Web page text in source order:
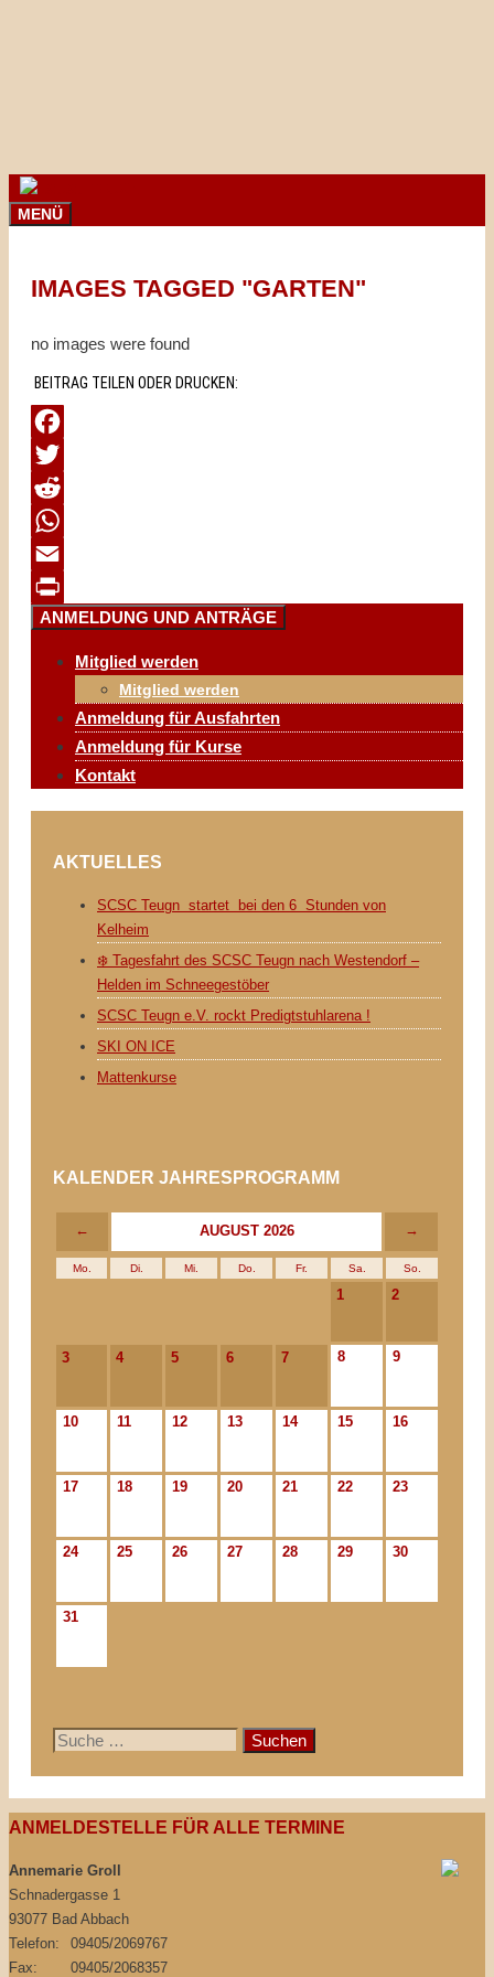
MENÜ
IMAGES TAGGED "GARTEN"
no images were found
BEITRAG TEILEN ODER DRUCKEN:
Facebook
Twitter
Reddit
WhatsApp
Email
Print
ANMELDUNG UND ANTRÄGE
Mitglied werden
Mitglied werden
Anmeldung für Ausfahrten
Anmeldung für Kurse
Kontakt
AKTUELLES
SCSC Teugn startet bei den 6 Stunden von
Kelheim
❄️ Tagesfahrt des SCSC Teugn nach Westendorf –
Helden im Schneegestöber
SCSC Teugn e.V. rockt Predigtstuhlarena !
SKI ON ICE
Mattenkurse
KALENDER JAHRESPROGRAMM
← AUGUST 2026 →
Mo. Di. Mi. Do. Fr. Sa. So.
1 2
3 4 5 6 7 8 9
10 11 12 13 14 15 16
17 18 19 20 21 22 23
24 25 26 27 28 29 30
31
Suche
ANMELDESTELLE FÜR ALLE TERMINE
Annemarie Groll
Schnadergasse 1
93077 Bad Abbach
Telefon:
09405/2069767
Fax:
09405/2068357